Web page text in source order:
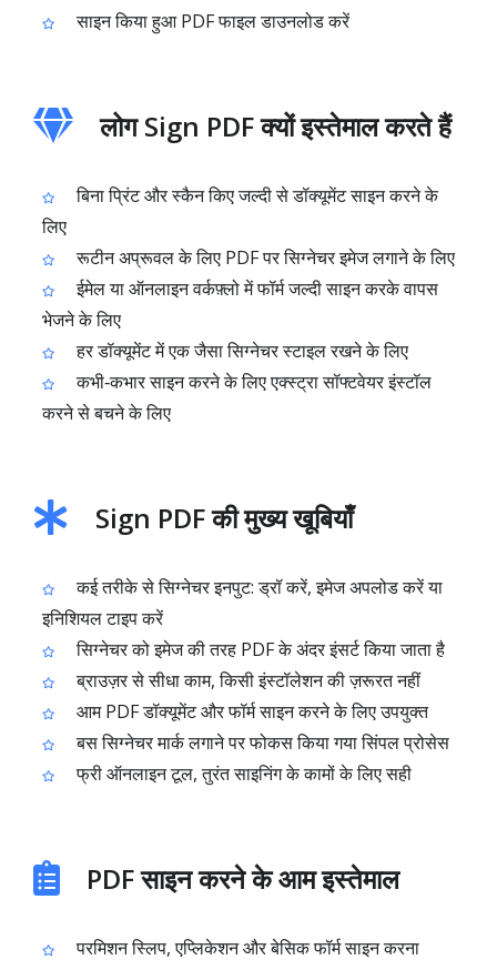
साइन किया हुआ PDF फाइल डाउनलोड करें
लोग Sign PDF क्यों इस्तेमाल करते हैं
बिना प्रिंट और स्कैन किए जल्दी से डॉक्यूमेंट साइन करने के
लिए
रूटीन अप्रूवल के लिए PDF पर सिग्नेचर इमेज लगाने के लिए
ईमेल या ऑनलाइन वर्कफ़्लो में फॉर्म जल्दी साइन करके वापस
भेजने के लिए
हर डॉक्यूमेंट में एक जैसा सिग्नेचर स्टाइल रखने के लिए
कभी‑कभार साइन करने के लिए एक्स्ट्रा सॉफ्टवेयर इंस्टॉल
करने से बचने के लिए
Sign PDF की मुख्य खूबियाँ
कई तरीके से सिग्नेचर इनपुट: ड्रॉ करें, इमेज अपलोड करें या
इनिशियल टाइप करें
सिग्नेचर को इमेज की तरह PDF के अंदर इंसर्ट किया जाता है
ब्राउज़र से सीधा काम, किसी इंस्टॉलेशन की ज़रूरत नहीं
आम PDF डॉक्यूमेंट और फॉर्म साइन करने के लिए उपयुक्त
बस सिग्नेचर मार्क लगाने पर फोकस किया गया सिंपल प्रोसेस
फ्री ऑनलाइन टूल, तुरंत साइनिंग के कामों के लिए सही
PDF साइन करने के आम इस्तेमाल
परमिशन स्लिप, एप्लिकेशन और बेसिक फॉर्म साइन करना